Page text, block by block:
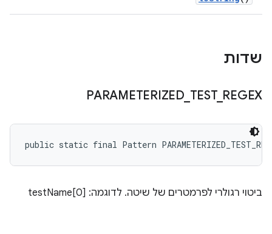
שדות
PARAMETERIZED_ TEST_ REGEX
public static final Pattern
ביטוי רגולרי לפרמטרים של שיטה. לדוגמה: testName[0]